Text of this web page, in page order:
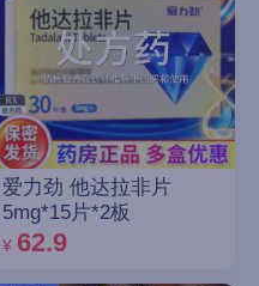
爱力劲 他达拉非片
5mg*15片*2板
¥ 62.9